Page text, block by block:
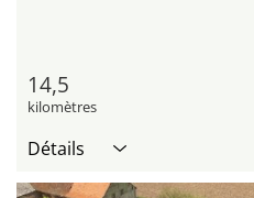
14,5
kilomètres
Détails